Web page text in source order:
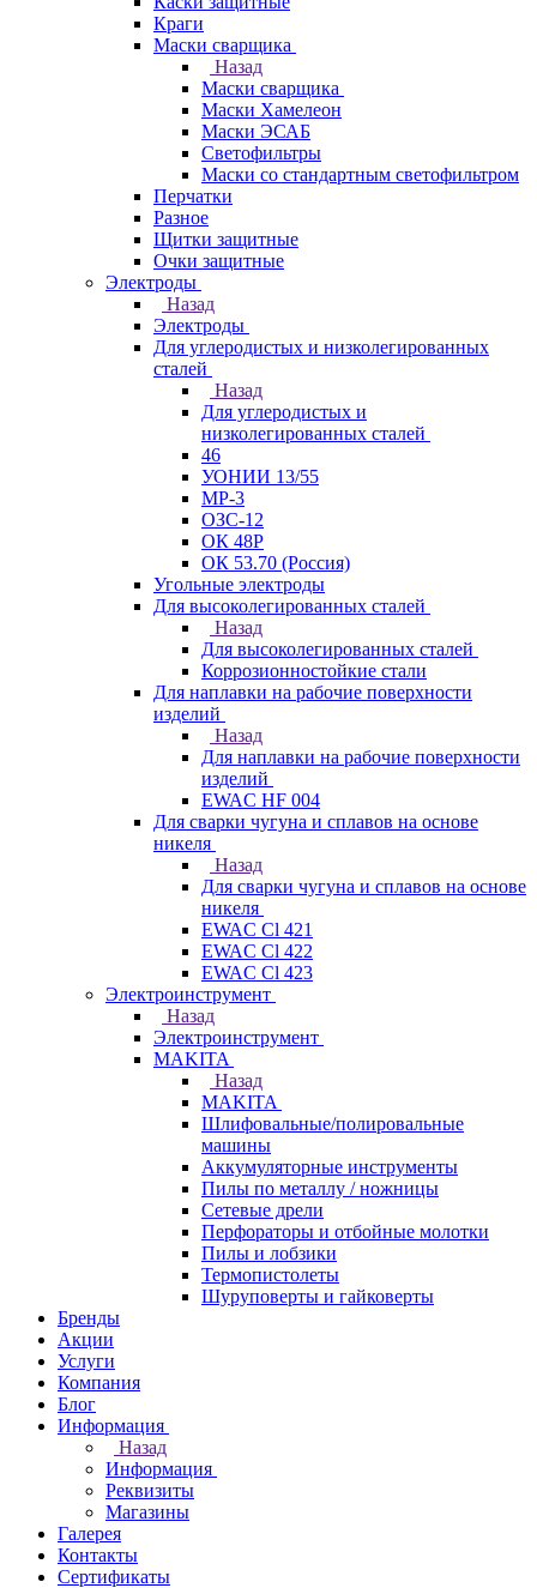
Краги
Маски сварщика
Назад
Маски сварщика
Маски Хамелеон
Маски ЭСАБ
Светофильтры
Маски со стандартным светофильтром
Перчатки
Разное
Щитки защитные
Очки защитные
Электроды
Назад
Электроды
Для углеродистых и низколегированных
сталей
Назад
Для углеродистых и
низколегированных сталей
46
УОНИИ 13/55
МР-3
ОЗС-12
ОК 48Р
ОК 53.70 (Россия)
Угольные электроды
Для высоколегированных сталей
Назад
Для высоколегированных сталей
Коррозионностойкие стали
Для наплавки на рабочие поверхности
изделий
Назад
Для наплавки на рабочие поверхности
изделий
EWAC HF 004
Для сварки чугуна и сплавов на основе
никеля
Назад
Для сварки чугуна и сплавов на основе
никеля
EWAC Cl 421
EWAC Cl 422
EWAC Cl 423
Электроинструмент
Назад
Электроинструмент
МAKITA
Назад
МAKITA
Шлифовальные/полировальные
машины
Аккумуляторные инструменты
Пилы по металлу / ножницы
Сетевые дрели
Перфораторы и отбойные молотки
Пилы и лобзики
Термопистолеты
Шуруповерты и гайковерты
Бренды
Акции
Услуги
Компания
Блог
Информация
Назад
Информация
Реквизиты
Магазины
Галерея
Контакты
Сертификаты